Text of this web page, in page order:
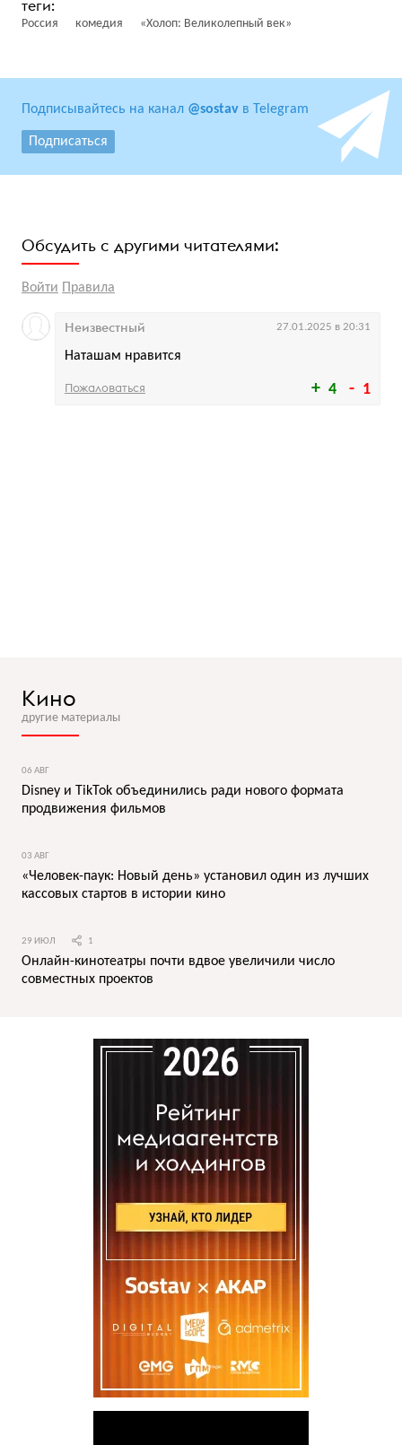
Россия комедия «Холоп: Великолепный век»
Подписывайтесь на канал @sostav в Telegram
Подписаться
Обсудить с другими читателями:
Войти Правила
4 1
Наташам нравится
Неизвестный 27.01.2025 в 20:31
Пожаловаться
Кино
другие материалы
06 АВГ
Disney и TikTok объединились ради нового формата
продвижения фильмов
03 АВГ
«Человек-паук: Новый день» установил один из лучших
кассовых стартов в истории кино
29 ИЮЛ 1
Онлайн-кинотеатры почти вдвое увеличили число
совместных проектов